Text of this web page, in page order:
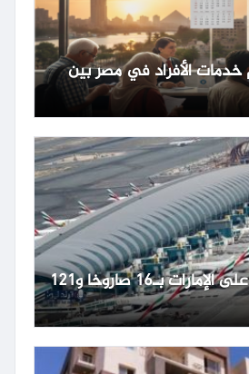
خدمات الأفراد في مصر بين
إيران تشن هجوما على الإمارات بـ16 صاروخا و121